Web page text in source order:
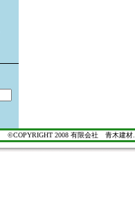
©COPYRIGHT 2008 有限会社 青木建材.